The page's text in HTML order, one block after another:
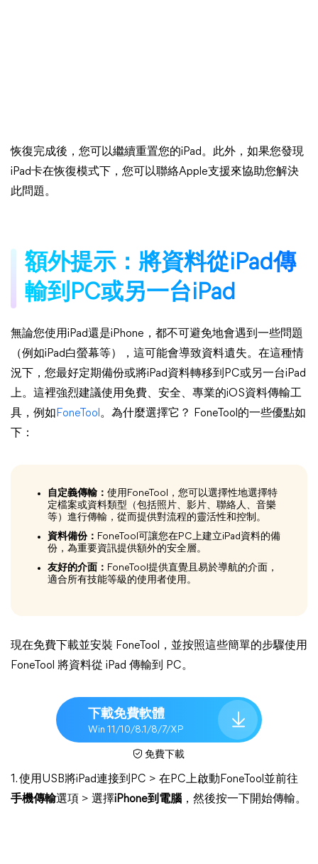
恢復完成後，您可以繼續重置您的iPad。此外，如果您發現
iPad卡在恢復模式下，您可以聯絡Apple支援來協助您解決
此問題。
額外提示：將資料從iPad傳
輸到PC或另一台iPad
無論您使用iPad還是iPhone，都不可避免地會遇到一些問題
（例如iPad白螢幕等），這可能會導致資料遺失。在這種情
況下，您最好定期備份或將iPad資料轉移到PC或另一台iPad
上。這裡強烈建議使用免費、安全、專業的iOS資料傳輸工
具，例如 FoneTool 。為什麼選擇它？ FoneTool的一些優點如
下：
自定義傳輸： 使用FoneTool，您可以選擇性地選擇特
定檔案或資料類型（包括照片、影片、聯絡人、音樂
等）進行傳輸，從而提供對流程的靈活性和控制。
資料備份： FoneTool可讓您在PC上建立iPad資料的備
份，為重要資訊提供額外的安全層。
友好的介面： FoneTool提供直覺且易於導航的介面，
適合所有技能等級的使用者使用。
現在免費下載並安裝 FoneTool，並按照這些簡單的步驟使用
FoneTool 將資料從 iPad 傳輸到 PC。
下載免費軟體
Win 11/10/8.1/8/7/XP
免費下載
1. 使用USB將iPad連接到PC > 在PC上啟動FoneTool並前往
手機傳輸選項 > 選擇iPhone到電腦 ，然後按一下開始傳輸。